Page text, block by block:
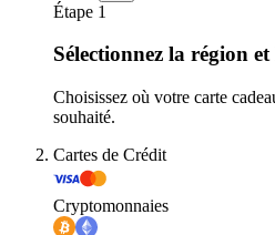
Étape 1
Sélectionnez la région
Choisissez où votre carte
souhaité.
Cartes de Crédit
Cryptomonnaies